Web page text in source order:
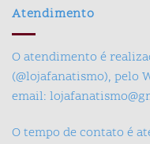
Atendimento
O atendimento é
(@lojafanatismo), pelo
email:
O tempo de contato é